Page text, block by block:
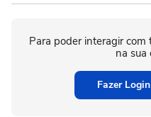
Para poder interagir com
na sua
Fazer